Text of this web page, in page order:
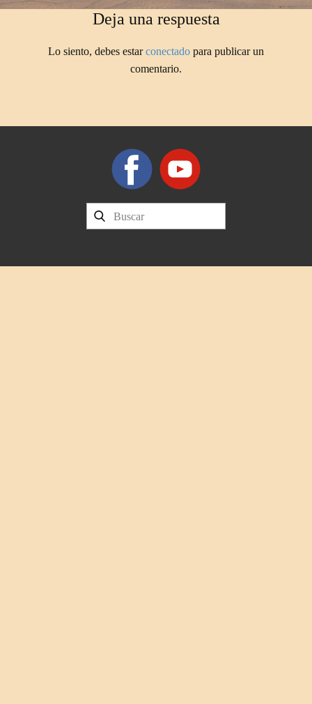
Deja una respuesta
Lo siento, debes estarconectado para publicar un
comentario.